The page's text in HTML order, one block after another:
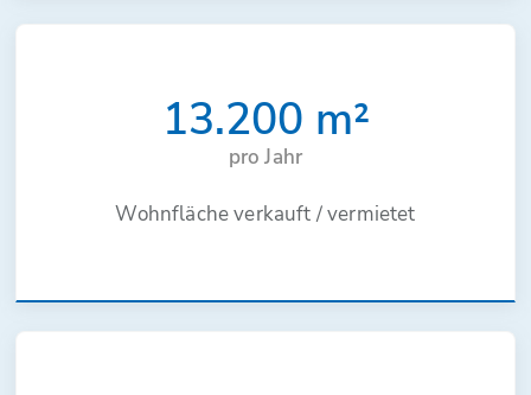
13.200 m²
pro Jahr
Wohnfläche verkauft / vermietet